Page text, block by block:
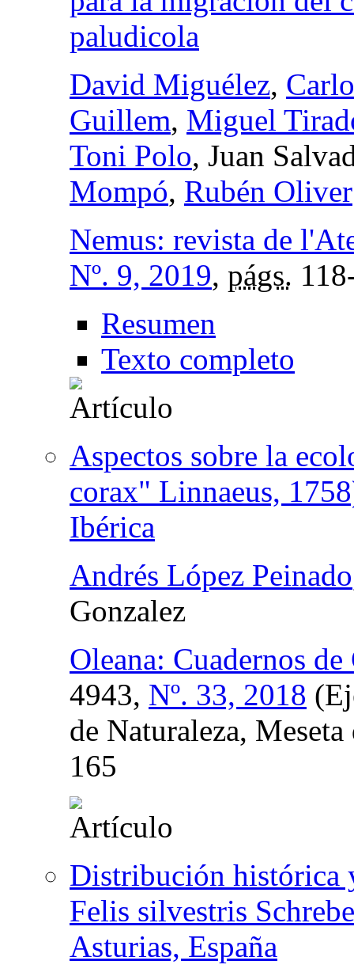
paludicola
David Miguélez,
Guillem, Miguel
Toni Polo, Juan
Mompó, Rubén Oliver
Nemus: revista de
Nº. 9, 2019, págs.
Resumen
Texto completo
Aspectos sobre la
corax" Linnaeus,
Ibérica
Andrés López Peinado
Gonzalez
Oleana: Cuadernos
4943, Nº. 33, 2018
de Naturaleza,
165
Distribución histórica
Felis silvestris
Asturias, España